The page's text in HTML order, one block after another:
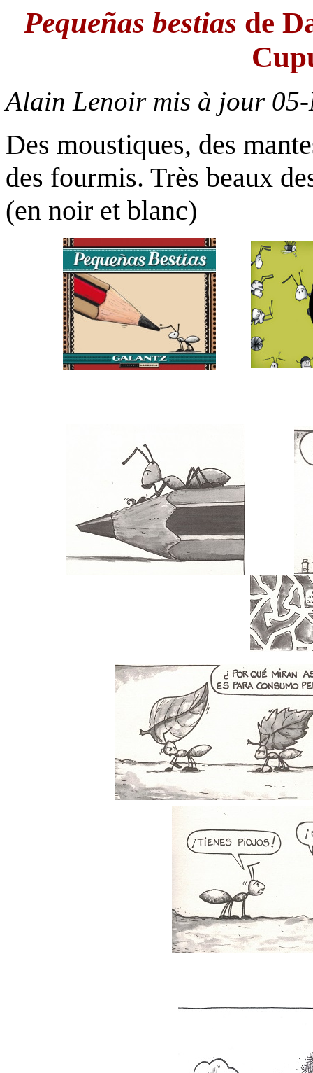
Pequeñas bestias de
Alain Lenoir mis à jour
Des moustiques, des
des fourmis. Très beaux
(en noir et blanc)